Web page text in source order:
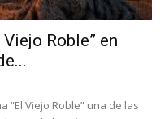
Roble” en
“El Viejo Roble” una de las